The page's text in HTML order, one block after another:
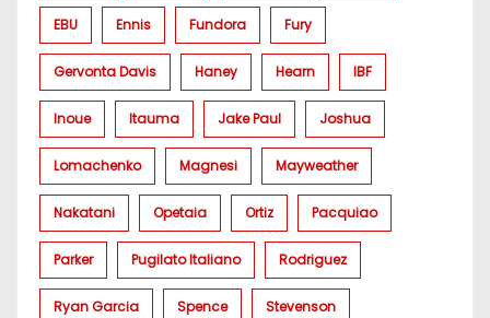
EBU Ennis Fundora Fury
Gervonta Davis Haney Hearn IBF
Inoue Itauma Jake Paul Joshua
Lomachenko Magnesi Mayweather
Nakatani Opetaia Ortiz Pacquiao
Parker Pugilato Italiano Rodriguez
Ryan Garcia Spence Stevenson